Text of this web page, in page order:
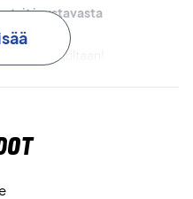
joustavasta
että laadultaan!